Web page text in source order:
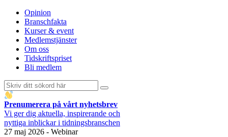
Opinion
Branschfakta
Kurser & event
Medlemstjänster
Om oss
Tidskriftspriset
Bli medlem
Prenumerera på vårt nyhetsbrev
Vi ger dig aktuella, inspirerande och
nyttiga inblickar i tidningsbranschen
27 maj 2026 - Webinar